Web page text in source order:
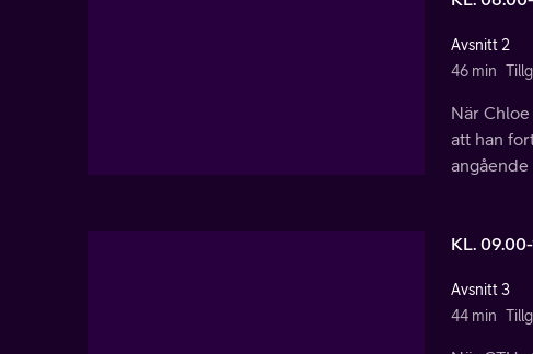
Avsnitt 2
46 min
När
att han
angående
KL.
Avsnitt 3
44 min